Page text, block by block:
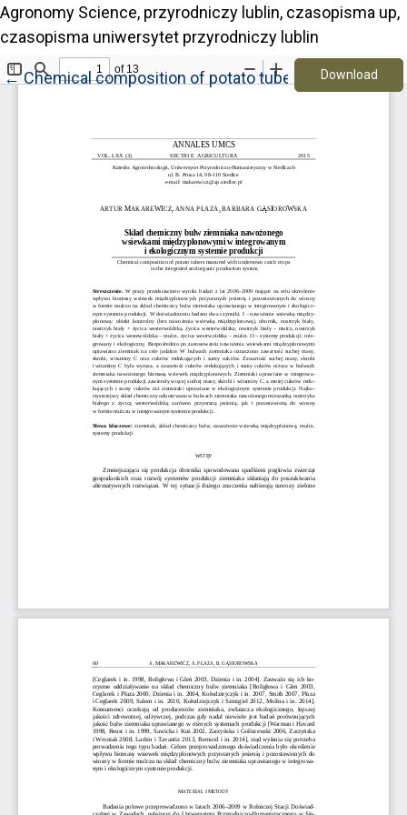
Agronomy Science, przyrodniczy lublin, czasopisma up,
czasopisma uniwersytet przyrodniczy lublin
←Return to Article Details
Chemical composition of potato tubers manured
Download